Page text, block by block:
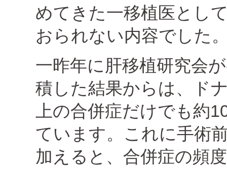
めてきた一移植医とし
おられない内容でした
一昨年に肝移植研究会
積した結果からは、ド
上の合併症だけでも約
ています。これに手術
加えると、合併症の頻